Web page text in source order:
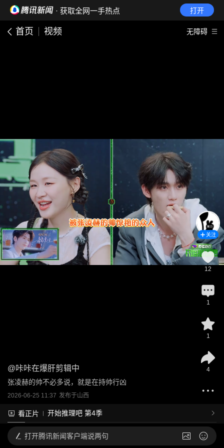
· 获取全网一手热点 打开
首页 视频 无障碍
@咔咔在爆肝剪辑中
张凌赫的帅不必多说，就是在持帅行凶
2026-06-25 11:37 发布于山西
看正片 开始推理吧 第4季
关注
12
1
1
4
打开腾讯新闻客户端说两句